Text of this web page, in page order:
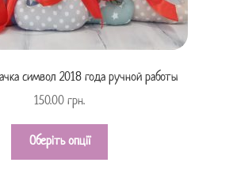
символ 2018 года ручной работы
150.00 грн.
Оберіть опції